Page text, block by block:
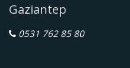
Gaziantep
0531 762 85 80